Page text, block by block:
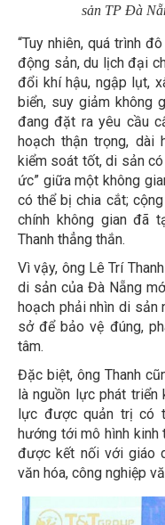
sản TP Đà
“Tuy nhiên, quá trình
động sản, du lịch đại
đổi khí hậu, ngập lụt,
biển, suy giảm không
đang đặt ra yêu cầu
hoạch thận trọng, dài
kiểm soát tốt, di sản
ức” giữa một không
có thể bị chia cắt;
chính không gian đã
Thanh thẳng thắn.
Vì vậy, ông Lê Trí
di sản của Đà Nẵng
hoạch phải nhìn di sản
sở để bảo vệ đúng,
tâm.
Đặc biệt, ông Thanh
là nguồn lực phát triển
lực được quản trị có
hướng tới mô hình
được kết nối với giáo
văn hóa, công nghiệp